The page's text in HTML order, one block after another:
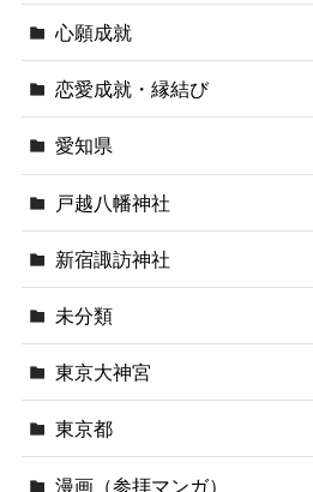
心願成就
恋愛成就・縁結び
愛知県
戸越八幡神社
新宿諏訪神社
未分類
東京大神宮
東京都
漫画（参拝マンガ）